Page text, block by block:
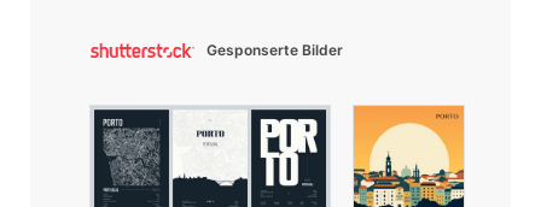
Gesponserte Bilder